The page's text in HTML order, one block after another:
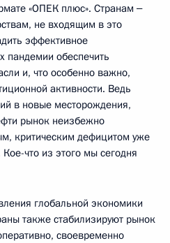
«ОПЕК плюс». Странам ‒
не входящим в это
эффективное
пандемии обеспечить
и, что особенно важно,
активности. Ведь
в новые месторождения,
рынок неизбежно
критическим дефицитом уже
что из этого мы сегодня
глобальной экономики
также стабилизируют рынок
своевременно